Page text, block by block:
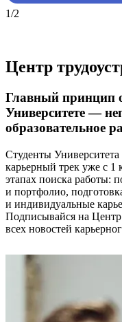
1/2
Центр
Главный принцип
Университете —
образовательное
Студенты
карьерный трек уже с 1
этапах поиска работы:
и портфолио,
и индивидуальные
Подписывайся на Центр
всех новостей